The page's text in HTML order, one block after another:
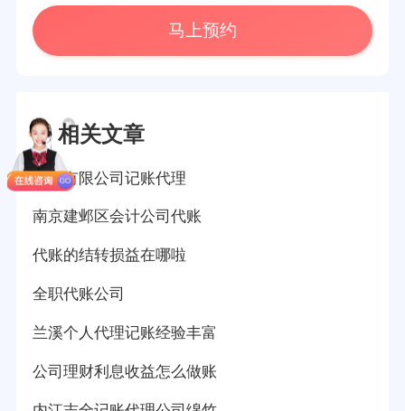
马上预约
相关文章
南开有限公司记账代理
南京建邺区会计公司代账
代账的结转损益在哪啦
全职代账公司
兰溪个人代理记账经验丰富
公司理财利息收益怎么做账